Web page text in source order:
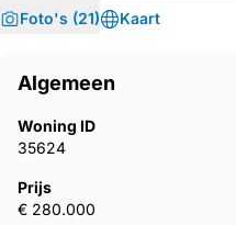
Foto's (21) Kaart
Algemeen
Woning ID
35624
Prijs
€ 280.000